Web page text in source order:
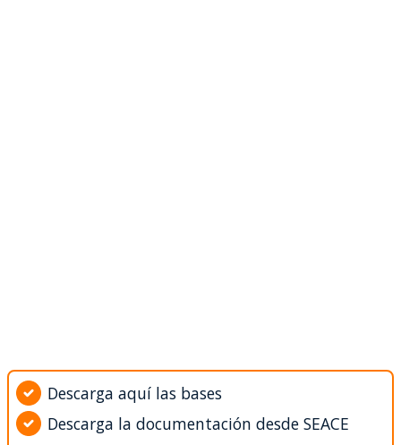
Descarga aquí las bases
Descarga la documentación desde SEACE